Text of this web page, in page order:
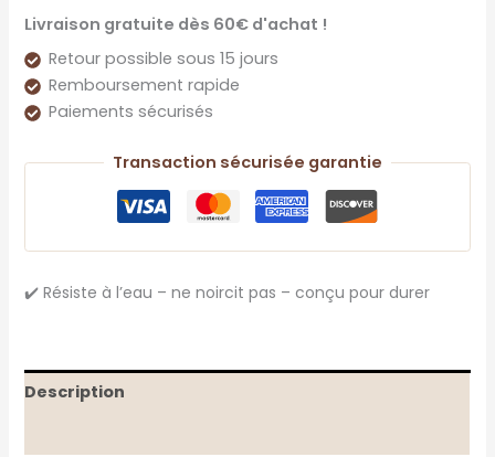
Livraison gratuite dès 60€ d'achat !
Retour possible sous 15 jours
Remboursement rapide
Paiements sécurisés
Transaction sécurisée garantie
✔️ Résiste à l’eau – ne noircit pas – conçu pour durer
Description